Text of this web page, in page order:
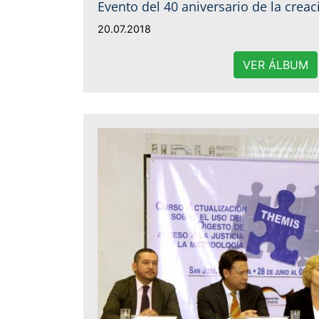
Evento del 40 aniversario de la
20.07.2018
VER ÁLBUM